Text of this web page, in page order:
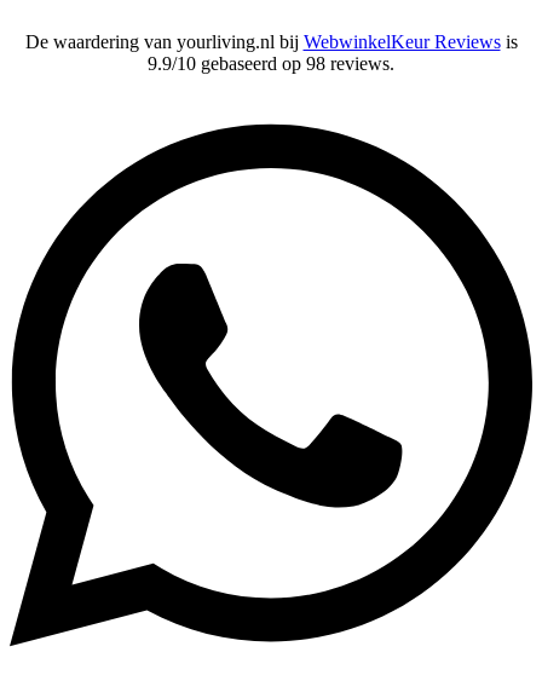
De waardering van yourliving.nl bij WebwinkelKeur Reviewsis
9.9/10 gebaseerd op 98 reviews.